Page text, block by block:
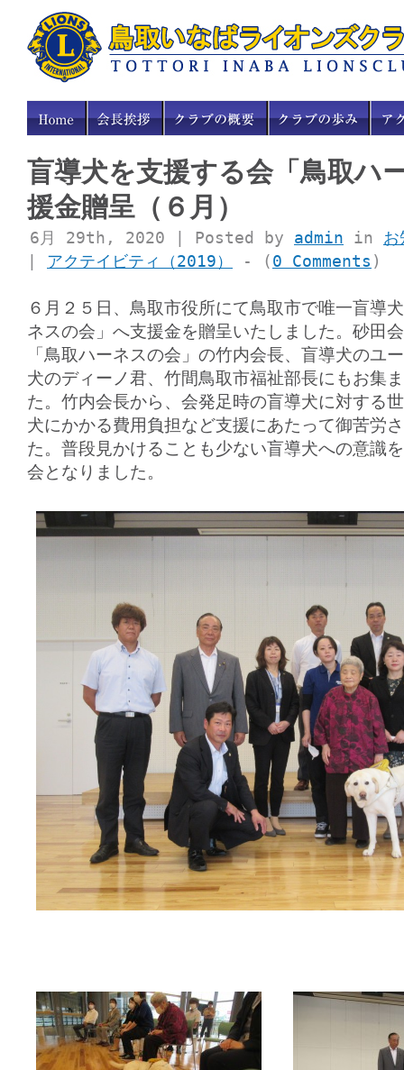
盲導犬を支援する会「鳥取ハ
援金贈呈（６月）
6月 29th, 2020 | Posted by admin in お
アクテイビティ（2019） - (0 Comments )
６月２５日、鳥取市役所にて鳥取市で唯一盲導
ネスの会」へ支援金を贈呈いたしました。砂田
「鳥取ハーネスの会」の竹内会長、盲導犬のユ
犬のディーノ君、竹間鳥取市福祉部長にもお集
た。竹内会長から、会発足時の盲導犬に対する
犬にかかる費用負担など支援にあたって御苦労
た。普段見かけることも少ない盲導犬への意識
会となりました。